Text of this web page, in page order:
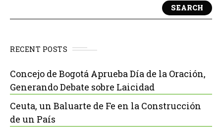
SEARCH
RECENT POSTS
Concejo de Bogotá Aprueba Día de la Oración,
Generando Debate sobre Laicidad
Ceuta, un Baluarte de Fe en la Construcción
de un País